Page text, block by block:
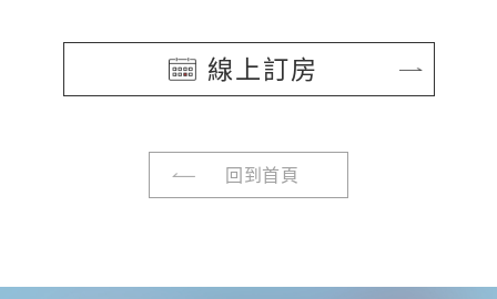
線上訂房
回到首頁